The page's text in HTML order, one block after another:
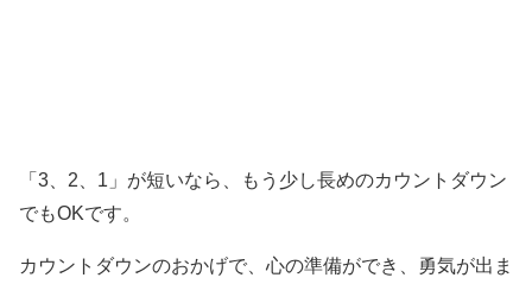
「3、2、1」が短いなら、もう少し長めのカウントダウン
でもOKです。
カウントダウンのおかげで、心の準備ができ、勇気が出ま